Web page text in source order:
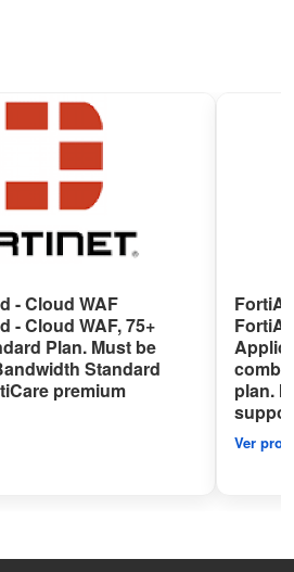
- Cloud WAF
- Cloud WAF, 75+
Plan. Must be
Standard
premium
plan.
Ver